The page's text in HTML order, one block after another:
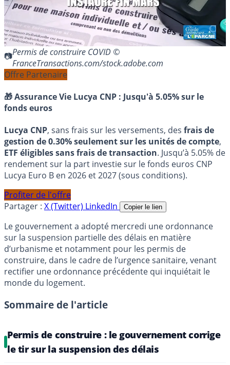
Permis de construire COVID ©
FranceTransactions.com/stock.adobe.com
Offre Partenaire
🎁 Assurance Vie Lucya CNP : Jusqu'à 5.05% sur le
fonds euros
Lucya CNP, sans frais sur les versements, des frais de
gestion de 0.30% seulement sur les unités de compte,
ETF éligibles sans frais de transaction. Jusqu’à 5.05% de
rendement sur la part investie sur le fonds euros CNP
Lucya Euro B en 2026 et 2027 (sous conditions).
Profiter de l'offre
Partager : X (Twitter) LinkedIn Copier le lien
Le gouvernement a adopté mercredi une ordonnance
sur la suspension partielle des délais en matière
d’urbanisme et notamment pour les permis de
construire, dans le cadre de l’urgence sanitaire, venant
rectifier une ordonnance précédente qui inquiétait le
monde du logement.
Sommaire de l'article
Permis de construire : le gouvernement corrige
le tir sur la suspension des délais